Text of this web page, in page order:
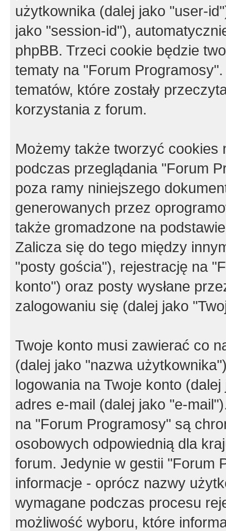
użytkownika (dalej jako "user-
jako "session-id"),
phpBB. Trzeci cookie będzie
tematy na "Forum
tematów, które zostały
korzystania z forum.
Możemy także tworzyć cookies
podczas przeglądania "Forum
poza ramy niniejszego
generowanych przez
także gromadzone na
Zalicza się do tego między
"posty gościa"), rejestrację na
konto") oraz posty wysłane
zalogowaniu się (dalej jako
Twoje konto musi zawierać co
(dalej jako "nazwa
logowania na Twoje konto
adres e-mail (dalej jako "e-
na "Forum Programosy" są
osobowych odpowiednią dla
forum. Jedynie w gestii "Forum
informacje - oprócz nazwy
wymagane podczas procesu
możliwość wyboru, które